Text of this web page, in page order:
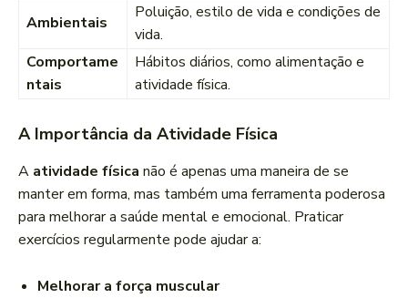
Ambientais
Poluição, estilo de vida e condições de
vida.
Comportame
ntais
Hábitos diários, como alimentação e
atividade física.
A Importância da Atividade Física
A atividade física não é apenas uma maneira de se
manter em forma, mas também uma ferramenta poderosa
para melhorar a saúde mental e emocional. Praticar
exercícios regularmente pode ajudar a:
Melhorar a força muscular